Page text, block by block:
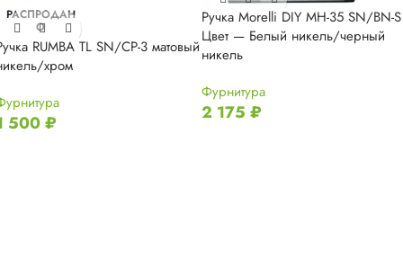
РАСПРОДАН
О
RUMBA TL SN/CP-3 матовый
хром
500₽
Ручка Morelli DIY MH-35 SN/BN-S
Цвет — Белый никель/черный
никель
Фурнитура
2 175 ₽